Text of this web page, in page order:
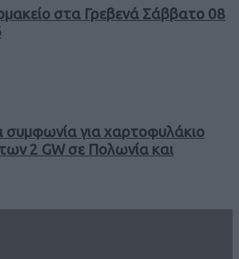
στα Γρεβενά Σάββατο 08
για χαρτοφυλάκιο
2 GW σε Πολωνία και